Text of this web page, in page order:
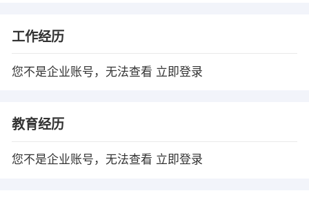
工作经历
您不是企业账号，无法查看 立即登录
教育经历
您不是企业账号，无法查看 立即登录